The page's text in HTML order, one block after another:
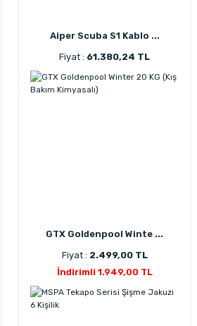
Aiper Scuba S1 Kablo ...
Fiyat : 61.380,24 TL
GTX Goldenpool Winte ...
Fiyat : 2.499,00 TL
İndirimli 1.949,00 TL